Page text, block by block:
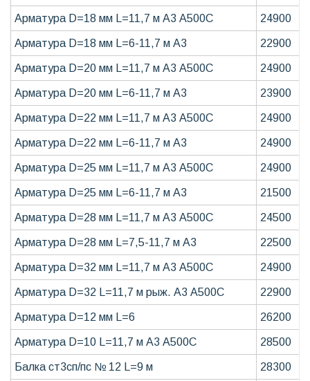
Арматура D=18 мм L=11,7 м А3 А500С 24900
Арматура D=18 мм L=6-11,7 м А3 22900
Арматура D=20 мм L=11,7 м А3 А500С 24900
Арматура D=20 мм L=6-11,7 м А3 23900
Арматура D=22 мм L=11,7 м А3 А500С 24900
Арматура D=22 мм L=6-11,7 м А3 24900
Арматура D=25 мм L=11,7 м А3 А500С 24900
Арматура D=25 мм L=6-11,7 м А3 21500
Арматура D=28 мм L=11,7 м А3 А500С 24500
Арматура D=28 мм L=7,5-11,7 м А3 22500
Арматура D=32 мм L=11,7 м А3 А500С 24900
Арматура D=32 L=11,7 м рыж. А3 А500С 22900
Арматура D=12 мм L=6 26200
Арматура D=10 L=11,7 м А3 А500С 28500
Балка ст3сп/пс № 12 L=9 м 28300